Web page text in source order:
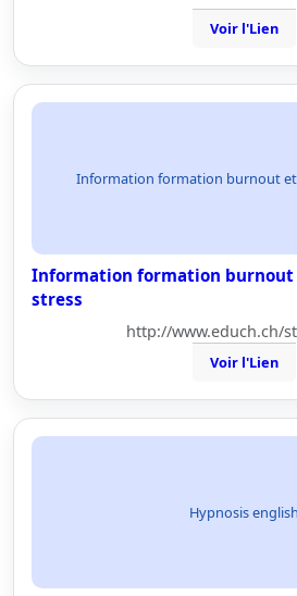
Voir l'Lien
Information formation burnout
Information formation burnout
stress
http://www.educh.ch/
Voir l'Lien
Hypnosis english